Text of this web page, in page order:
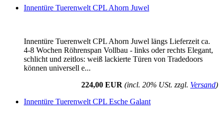
Innentüre Tuerenwelt CPL Ahorn Juwel
Innentüre Tuerenwelt CPL Ahorn Juwel längs Lieferzeit ca.
4-8 Wochen Röhrenspan Vollbau - links oder rechts Elegant,
schlicht und zeitlos: weiß lackierte Türen von Tradedoors
können universell e...
224,00 EUR (incl. 20% USt. zzgl. Versand)
Innentüre Tuerenwelt CPL Esche Galant